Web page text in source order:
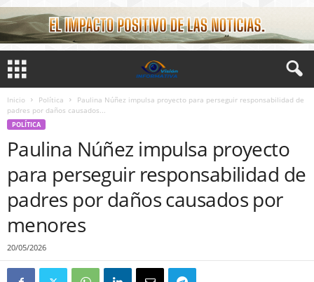
Inicio Política
Paulina Núñez impulsa proyecto para perseguir responsabilidad de
padres por daños causados...
POLÍTICA
Paulina Núñez impulsa proyecto
para perseguir responsabilidad de
padres por daños causados por
menores
20/05/2026